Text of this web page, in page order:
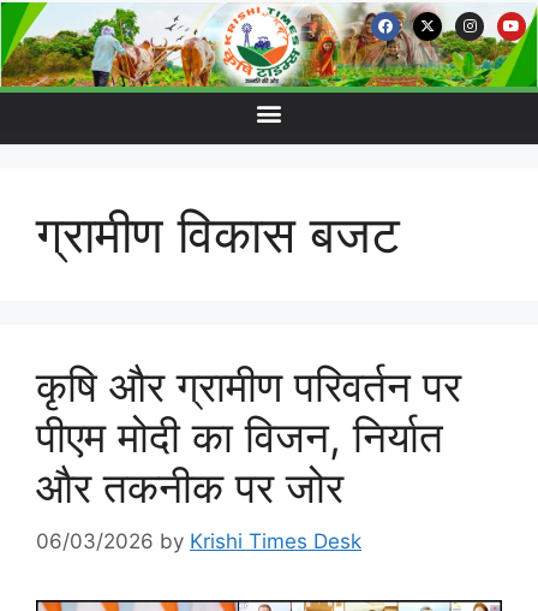
ग्रामीण विकास बजट
कृषि और ग्रामीण परिवर्तन पर
पीएम मोदी का विजन, निर्यात
और तकनीक पर जोर
06/03/2026 by Krishi Times Desk